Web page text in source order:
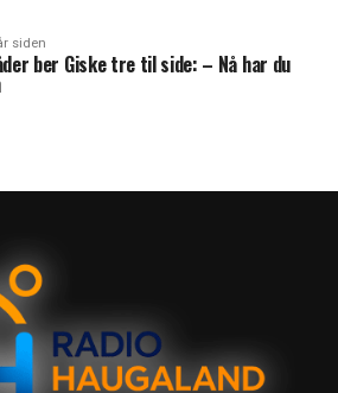
siden
ber Giske tre til side: – Nå har du